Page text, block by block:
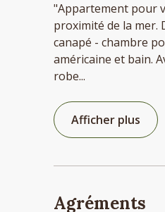
"Appartement pour
proximité de la mer.
canapé - chambre
américaine et bain.
robe...
Afficher plus
Agréments